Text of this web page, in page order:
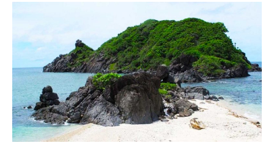
tổ
tại
Kiên
Giang
Phú
Quốc
và
những